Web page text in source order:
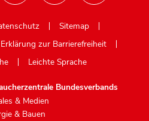
Sitemap
Erklärung zur Barrierefreiheit
Leichte Sprache
Bundesverbands
& Medien
& Bauen